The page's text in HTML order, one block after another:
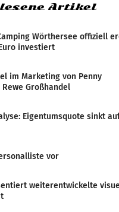
Artikel
Wörthersee offiziell
investiert
im Marketing von Penny
Großhandel
Eigentumsquote sinkt
vor
weiterentwickelte